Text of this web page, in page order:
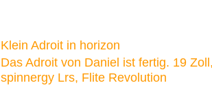
Klein Adroit in horizon
Das Adroit von Daniel ist fertig. 19
spinnergy Lrs, Flite Revolution